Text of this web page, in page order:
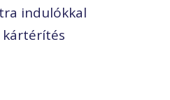
indulókkal
kártérítés